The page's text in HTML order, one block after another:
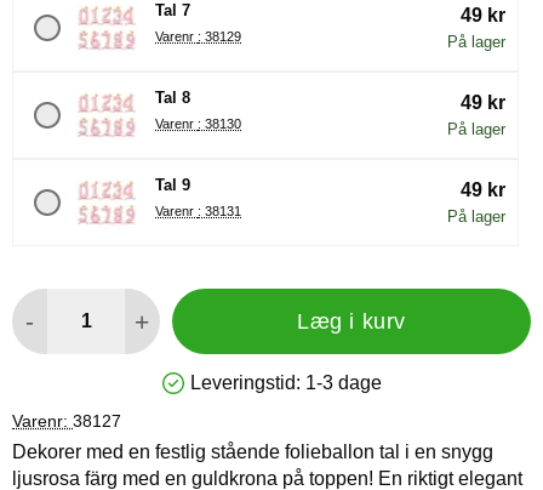
Tal 7
Varenr : 38129
49 kr
På lager
Tal 8
Varenr : 38130
49 kr
På lager
Tal 9
Varenr : 38131
49 kr
På lager
- + Læg i kurv
Produkttilgængelighed: På lager
Leveringstid: 1-3 dage
Varenr: 38127
Dekorer med en festlig stående folieballon tal i en snygg
ljusrosa färg med en guldkrona på toppen! En riktigt elegant